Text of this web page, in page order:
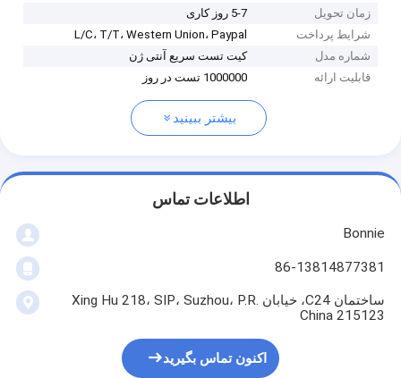
زمان تحویل
5-7 روز کاری
شرایط پرداخت
L/C، T/T، Western Union، Paypal
شماره مدل
کیت تست سریع آنتی ژن
قابلیت ارائه
1000000 تست در روز
بیشتر ببینید
اطلاعات تماس
Bonnie
86-13814877381
ساختمان C24، خیابان Xing Hu 218، SIP، Suzhou، P.R.
China 215123
اکنون تماس بگیرید